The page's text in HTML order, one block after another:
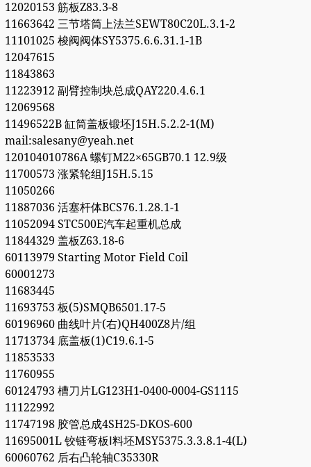
12020153 筋板Z83.3-8
11663642 三节塔筒上法兰SEWT80C20L.3.1-2
11101025 梭阀阀体SY5375.6.6.31.1-1B
12047615
11843863
11223912 副臂控制块总成QAY220.4.6.1
12069568
11496522B 缸筒盖板锻坯J15H.5.2.2-1(M)
mail:salesany@yeah.net
120104010786A 螺钉M22×65GB70.1 12.9级
11700573 涨紧轮组J15H.5.15
11050266
11887036 活塞杆体BCS76.1.28.1-1
11052094 STC500E汽车起重机总成
11844329 盖板Z63.18-6
60113979 Starting Motor Field Coil
60001273
11683445
11693753 板(5)SMQB6501.17-5
60196960 曲线叶片(右)QH400Z8片/组
11713734 底盖板(1)C19.6.1-5
11853533
11760955
60124793 槽刀片LG123H1-0400-0004-GS1115
11122992
11747198 胶管总成4SH25-DKOS-600
11695001L 铰链弯板Ⅰ料坯MSY5375.3.3.8.1-4(L)
60060762 后右凸轮轴C35330R